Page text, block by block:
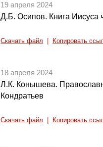
19 апреля 2024
Д.Б. Осипов. Книга Иисуса
Скачать файл Копировать
18 апреля 2024
Л.К. Конышева.
Кондратьев
Скачать файл Копировать